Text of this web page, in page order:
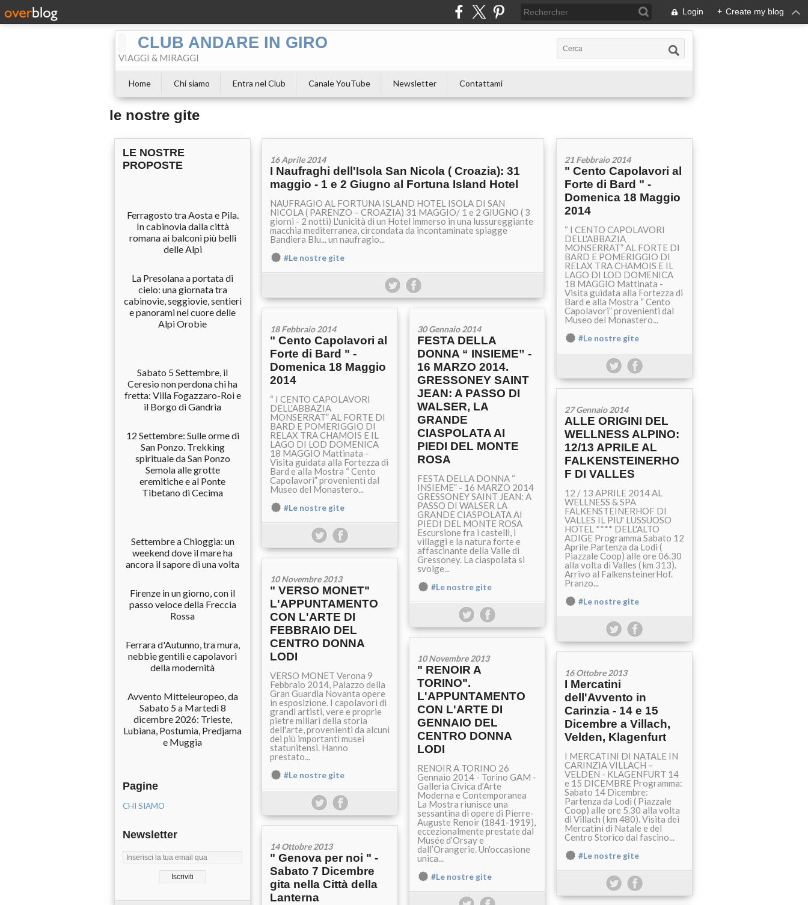
Login + Create my blog
CLUB ANDARE IN GIRO
VIAGGI & MIRAGGI
Home Chi siamo Entra nel Club Canale YouTube Newsletter Contattami
le nostre gite
LE NOSTRE
PROPOSTE
Ferragosto tra Aosta e Pila.
In cabinovia dalla città
romana ai balconi più belli
delle Alpi
La Presolana a portata di
cielo: una giornata tra
cabinovie, seggiovie, sentieri
e panorami nel cuore delle
Alpi Orobie
Sabato 5 Settembre, il
Ceresio non perdona chi ha
fretta: Villa Fogazzaro-Roi e
il Borgo di Gandria
12 Settembre: Sulle orme di
San Ponzo. Trekking
spirituale da San Ponzo
Semola alle grotte
eremitiche e al Ponte
Tibetano di Cecima
Settembre a Chioggia: un
weekend dove il mare ha
ancora il sapore di una volta
Firenze in un giorno, con il
passo veloce della Freccia
Rossa
Ferrara d'Autunno, tra mura,
nebbie gentili e capolavori
della modernità
Avvento Mitteleuropeo, da
Sabato 5 a Martedì 8
dicembre 2026: Trieste,
Lubiana, Postumia, Predjama
e Muggia
Pagine
CHI SIAMO
Newsletter
16 Aprile 2014
I Naufraghi dell'Isola San Nicola ( Croazia): 31
maggio - 1 e 2 Giugno al Fortuna Island Hotel
NAUFRAGIO AL FORTUNA ISLAND HOTEL ISOLA DI SAN
NICOLA ( PARENZO – CROAZIA) 31 MAGGIO/ 1 e 2 GIUGNO ( 3
giorni - 2 notti) L'unicità di un Hotel immerso in una lussureggiante
macchia mediterranea, circondata da incontaminate spiagge
Bandiera Blu... un naufragio...
#Le nostre gite
21 Febbraio 2014
" Cento Capolavori al
Forte di Bard " -
Domenica 18 Maggio
2014
“ I CENTO CAPOLAVORI
DELL'ABBAZIA
MONSERRAT” AL FORTE DI
BARD E POMERIGGIO DI
RELAX TRA CHAMOIS E IL
LAGO DI LOD DOMENICA
18 MAGGIO Mattinata -
Visita guidata alla Fortezza di
Bard e alla Mostra “ Cento
Capolavori” provenienti dal
Museo del Monastero...
#Le nostre gite
18 Febbraio 2014
" Cento Capolavori al
Forte di Bard " -
Domenica 18 Maggio
2014
“ I CENTO CAPOLAVORI
DELL'ABBAZIA
MONSERRAT” AL FORTE DI
BARD E POMERIGGIO DI
RELAX TRA CHAMOIS E IL
LAGO DI LOD DOMENICA
18 MAGGIO Mattinata -
Visita guidata alla Fortezza di
Bard e alla Mostra “ Cento
Capolavori” provenienti dal
Museo del Monastero...
#Le nostre gite
30 Gennaio 2014
FESTA DELLA
DONNA “ INSIEME” -
16 MARZO 2014.
GRESSONEY SAINT
JEAN: A PASSO DI
WALSER, LA
GRANDE
CIASPOLATA AI
PIEDI DEL MONTE
ROSA
FESTA DELLA DONNA “
INSIEME” - 16 MARZO 2014
GRESSONEY SAINT JEAN: A
PASSO DI WALSER LA
GRANDE CIASPOLATA AI
PIEDI DEL MONTE ROSA
Escursione fra i castelli, i
villaggi e la natura forte e
affascinante della Valle di
Gressoney. La ciaspolata si
svolge...
#Le nostre gite
27 Gennaio 2014
ALLE ORIGINI DEL
WELLNESS ALPINO:
12/13 APRILE AL
FALKENSTEINERHO
F DI VALLES
12 / 13 APRILE 2014 AL
WELLNESS & SPA
FALKENSTEINERHOF DI
VALLES IL PIU' LUSSUOSO
HOTEL **** DELL'ALTO
ADIGE Programma Sabato 12
Aprile Partenza da Lodi (
Piazzale Coop) alle ore 06.30
alla volta di Valles ( km 313).
Arrivo al FalkensteinerHof.
Pranzo...
#Le nostre gite
10 Novembre 2013
" VERSO MONET"
L'APPUNTAMENTO
CON L'ARTE DI
FEBBRAIO DEL
CENTRO DONNA
LODI
VERSO MONET Verona 9
Febbraio 2014, Palazzo della
Gran Guardia Novanta opere
in esposizione. I capolavori di
grandi artisti, vere e proprie
pietre miliari della storia
dell'arte, provenienti da alcuni
dei più importanti musei
statunitensi. Hanno
prestato...
#Le nostre gite
10 Novembre 2013
" RENOIR A
TORINO".
L'APPUNTAMENTO
CON L'ARTE DI
GENNAIO DEL
CENTRO DONNA
LODI
RENOIR A TORINO 26
Gennaio 2014 - Torino GAM -
Galleria Civica d’Arte
Moderna e Contemporanea
La Mostra riunisce una
sessantina di opere di Pierre-
Auguste Renoir (1841-1919),
eccezionalmente prestate dal
Musée d’Orsay e
dall’Orangerie. Un'occasione
unica...
#Le nostre gite
16 Ottobre 2013
I Mercatini
dell'Avvento in
Carinzia - 14 e 15
Dicembre a Villach,
Velden, Klagenfurt
I MERCATINI DI NATALE IN
CARINZIA VILLACH –
VELDEN - KLAGENFURT 14
e 15 DICEMBRE Programma:
Sabato 14 Dicembre:
Partenza da Lodi ( Piazzale
Coop) alle ore 5.30 alla volta
di Villach ( km 480). Visita dei
Mercatini di Natale e del
Centro Storico dal fascino...
#Le nostre gite
14 Ottobre 2013
" Genova per noi " -
Sabato 7 Dicembre
gita nella Città della
Lanterna